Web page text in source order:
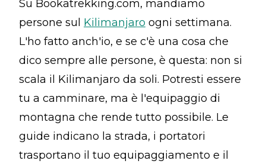
Su Bookatrekking.com, mandiamo
persone sul Kilimanjaro ogni settimana.
L'ho fatto anch'io, e se c'è una cosa che
dico sempre alle persone, è questa: non si
scala il Kilimanjaro da soli. Potresti essere
tu a camminare, ma è l'equipaggio di
montagna che rende tutto possibile. Le
guide indicano la strada, i portatori
trasportano il tuo equipaggiamento e il